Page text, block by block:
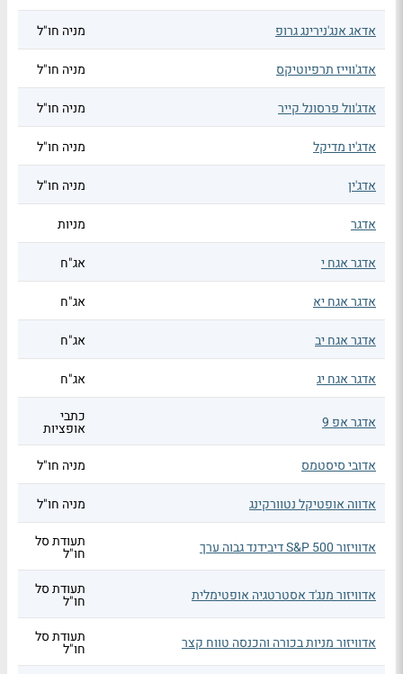
אדאג אנג'נירינג גרופ מניה חו"ל
אדג'ווייז תרפיוטיקס מניה חו"ל
אדג'וול פרסונל קייר מניה חו"ל
אדג'יו מדיקל מניה חו"ל
אדג'ין מניה חו"ל
אדגר מניות
אדגר אגח י אג"ח
אדגר אגח יא אג"ח
אדגר אגח יב אג"ח
אדגר אגח יג אג"ח
אדגר אפ 9 כתבי
אופציות
אדובי סיסטמס
מניה חו"ל
אדווה אופטיקל נטוורקינג מניה חו"ל
אדוויזור S&P 500 דיבידנד גבוה ערך תעודת סל
חו"ל
אדוויזור מנג'ד אסטרטגיה אופטימלית תעודת סל
חו"ל
אדוויזור מניות בכורה והכנסה טווח קצר תעודת סל
חו"ל